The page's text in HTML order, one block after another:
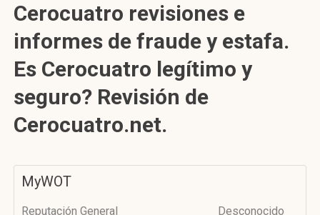
Cerocuatro revisiones e
informes de fraude y estafa.
Es Cerocuatro legítimo y
seguro? Revisión de
Cerocuatro.net.
MyWOT
Reputación General Desconocido